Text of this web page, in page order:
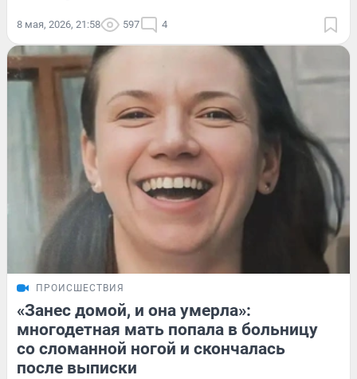
8 мая, 2026, 21:58 597 4
ПРОИСШЕСТВИЯ
«Занес домой, и она умерла»:
многодетная мать попала в больницу
со сломанной ногой и скончалась
после выписки